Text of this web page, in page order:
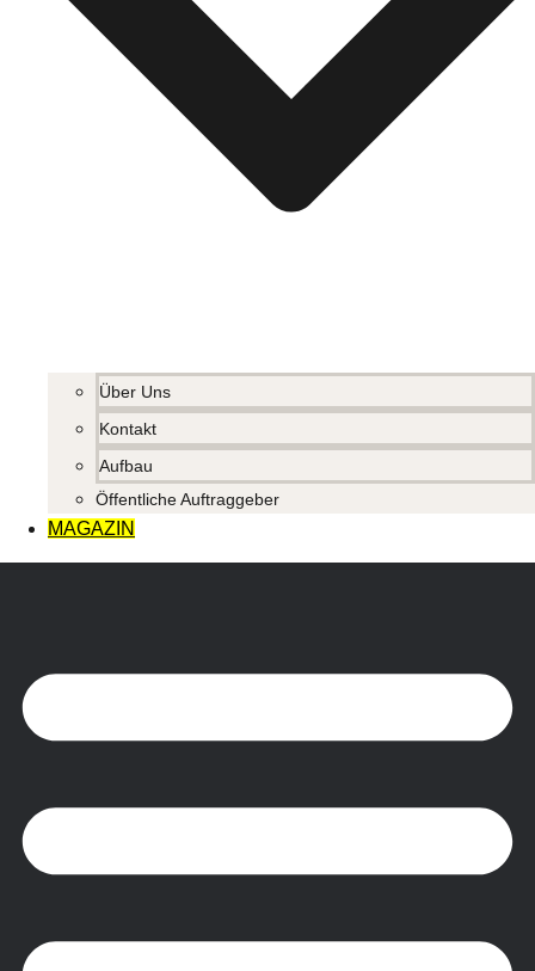
Über Uns
Kontakt
Aufbau
Öffentliche Auftraggeber
MAGAZIN